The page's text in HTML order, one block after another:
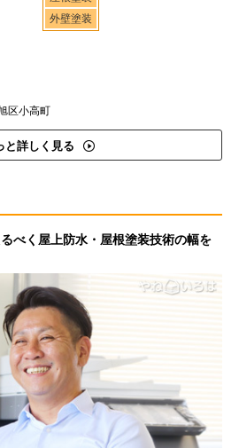
外壁塗装
区小高町
と詳しく見る
べく屋上防水・屋根塗装技術の幅を